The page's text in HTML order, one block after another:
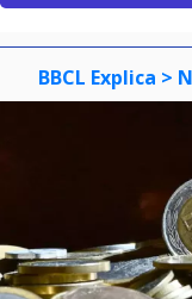
BBCL Explica >